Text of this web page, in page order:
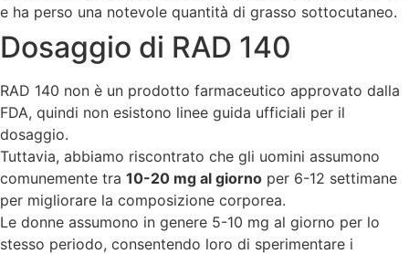
e ha perso una notevole quantità di grasso sottocutaneo.
Dosaggio di RAD 140
RAD 140 non è un prodotto farmaceutico approvato dalla
FDA, quindi non esistono linee guida ufficiali per il
dosaggio.
Tuttavia, abbiamo riscontrato che gli uomini assumono
comunemente tra 10-20 mg al giorno per 6-12 settimane
per migliorare la composizione corporea.
Le donne assumono in genere 5-10 mg al giorno per lo
stesso periodo, consentendo loro di sperimentare i